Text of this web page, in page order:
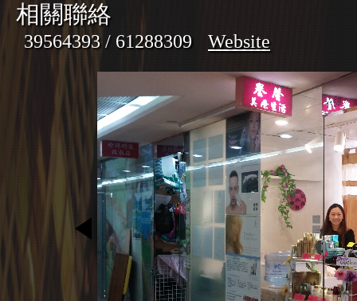
相關聯絡
39564393 / 61288309 Website